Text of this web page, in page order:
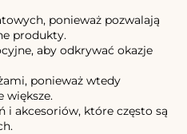
ponieważ pozwalają
produkty.
aby odkrywać okazje
ponieważ wtedy
większe.
i akcesoriów, które często są